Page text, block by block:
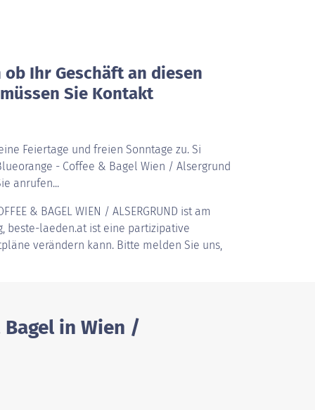
Ihr Geschäft an diesen
Sie Kontakt
Feiertage und freien Sonntage zu. Si
- Coffee & Bagel Wien / Alsergrund
anrufen...
& BAGEL WIEN / ALSERGRUND ist am
beste-laeden.at ist eine partizipative
verändern kann. Bitte melden Sie uns,
in Wien /